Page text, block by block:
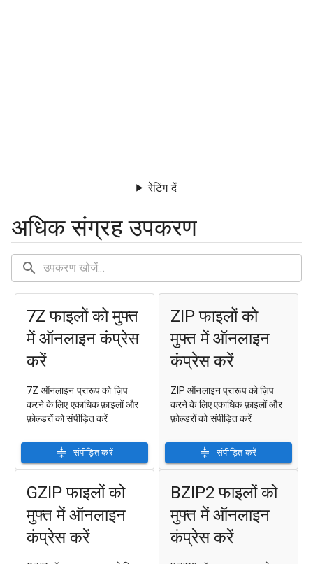
रेटिंग दें
अधिक संग्रह उपकरण
7Z फाइलों को मुफ्त
में ऑनलाइन कंप्रेस
करें
7Z ऑनलाइन प्रारूप को ज़िप
करने के लिए एकाधिक फ़ाइलों और
फ़ोल्डरों को संपीड़ित करें
संपीड़ित करें
ZIP फाइलों को
मुफ्त में ऑनलाइन
कंप्रेस करें
ZIP ऑनलाइन प्रारूप को ज़िप
करने के लिए एकाधिक फ़ाइलों और
फ़ोल्डरों को संपीड़ित करें
संपीड़ित करें
GZIP फाइलों को
मुफ्त में ऑनलाइन
कंप्रेस करें
BZIP2 फाइलों को
मुफ्त में ऑनलाइन
कंप्रेस करें